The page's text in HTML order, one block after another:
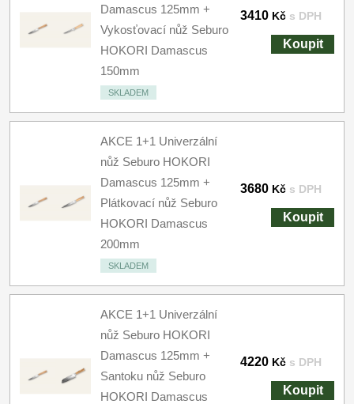
Damascus 125mm +
Vykosťovací nůž Seburo
HOKORI Damascus
150mm
SKLADEM
3410 Kč s DPH
Koupit
AKCE 1+1 Univerzální
nůž Seburo HOKORI
Damascus 125mm +
Plátkovací nůž Seburo
HOKORI Damascus
200mm
SKLADEM
3680 Kč s DPH
Koupit
AKCE 1+1 Univerzální
nůž Seburo HOKORI
Damascus 125mm +
Santoku nůž Seburo
HOKORI Damascus
4220 Kč s DPH
Koupit